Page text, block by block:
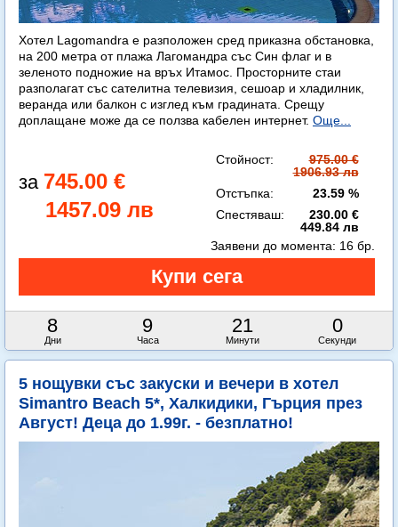
Хотел Lagomandra е разположен сред приказна обстановка,
на 200 метра от плажа Лагомандра със Син флаг и в
зеленото подножие на връх Итамос. Просторните стаи
разполагат със сателитна телевизия, сешоар и хладилник,
веранда или балкон с изглед към градината. Срещу
доплащане може да се ползва кабелен интернет. Още...
745.00 €
1457.09 лв
Стойност:
975.00 €
1906.93 лв
Отстъпка:
23.59 %
Спестяваш:
230.00 €
449.84 лв
8
Дни
9
Часа
20
Минути
58
Секунди
Заявени до момента: 16 бр.
5 нощувки със закуски и вечери в хотел
Simantro Beach 5*, Халкидики, Гърция през
Август! Деца до 1.99г. - безплатно!